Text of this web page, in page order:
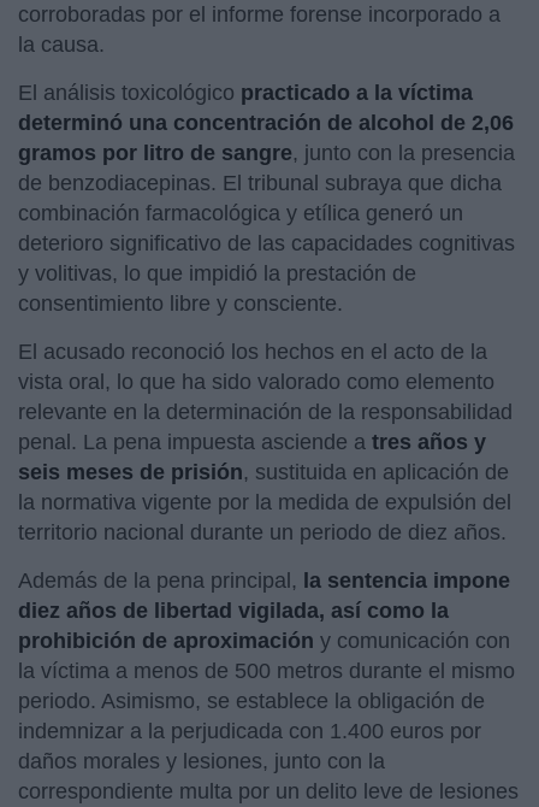
corroboradas por el informe forense incorporado a
la causa.
El análisis toxicológico practicado a la víctima
determinó una concentración de alcohol de 2,06
gramos por litro de sangre, junto con la presencia
de benzodiacepinas. El tribunal subraya que dicha
combinación farmacológica y etílica generó un
deterioro significativo de las capacidades cognitivas
y volitivas, lo que impidió la prestación de
consentimiento libre y consciente.
El acusado reconoció los hechos en el acto de la
vista oral, lo que ha sido valorado como elemento
relevante en la determinación de la responsabilidad
penal. La pena impuesta asciende a tres años y
seis meses de prisión, sustituida en aplicación de
la normativa vigente por la medida de expulsión del
territorio nacional durante un periodo de diez años.
Además de la pena principal, la sentencia impone
diez años de libertad vigilada, así como la
prohibición de aproximación y comunicación con
la víctima a menos de 500 metros durante el mismo
periodo. Asimismo, se establece la obligación de
indemnizar a la perjudicada con 1.400 euros por
daños morales y lesiones, junto con la
correspondiente multa por un delito leve de lesiones